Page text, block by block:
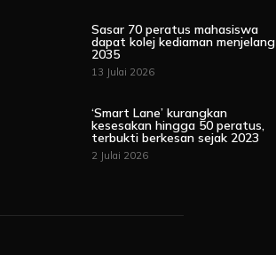
Sasar 70 peratus mahasiswa
dapat kolej kediaman menjelang
2035
13 Julai 2026
‘Smart Lane’ kurangkan
kesesakan hingga 50 peratus,
terbukti berkesan sejak 2023
2 Julai 2026